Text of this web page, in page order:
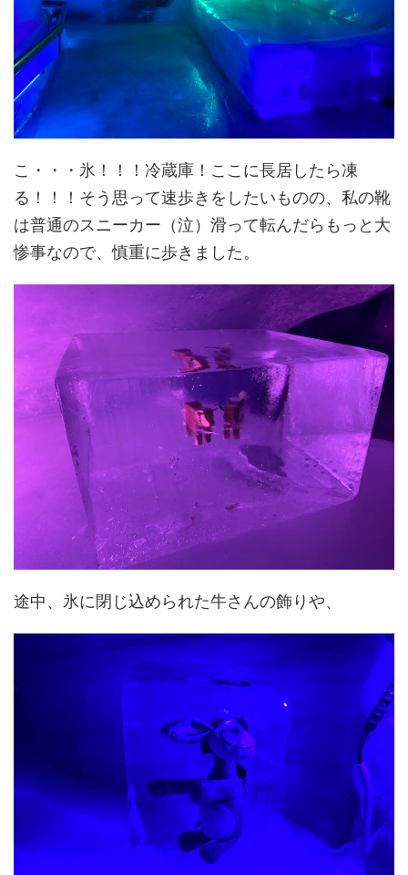
こ・・・氷！！！冷蔵庫！ここに長居したら凍
る！！！そう思って速歩きをしたいものの、私の靴
は普通のスニーカー（泣）滑って転んだらもっと大
惨事なので、慎重に歩きました。
途中、氷に閉じ込められた牛さんの飾りや、